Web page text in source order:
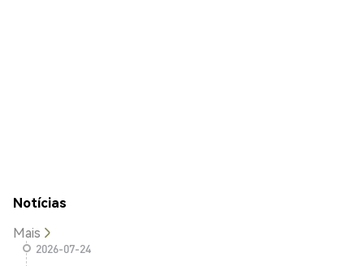
Notícias
Mais
2026-07-24